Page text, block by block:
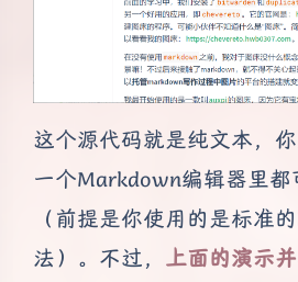
这个源代码就是纯文本，
一个Markdown编辑器里
（前提是你使用的是标准
法）。不过， 上面的演示